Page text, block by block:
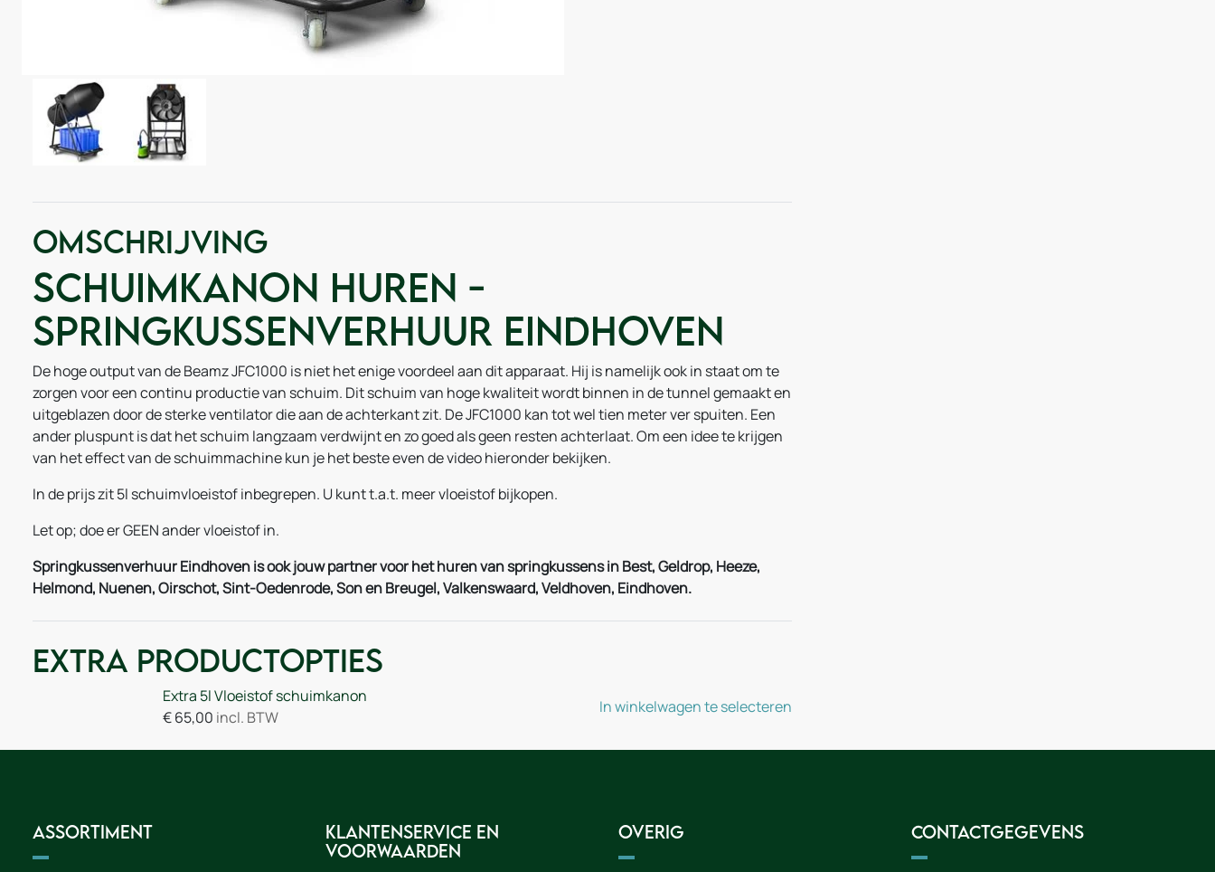
Omschrijving
Schuimkanon huren -
Springkussenverhuur Eindhoven
De hoge output van de Beamz JFC1000 is niet het enige voordeel aan dit apparaat. Hij is namelijk ook in staat om te
zorgen voor een continu productie van schuim. Dit schuim van hoge kwaliteit wordt binnen in de tunnel gemaakt en
uitgeblazen door de sterke ventilator die aan de achterkant zit. De JFC1000 kan tot wel tien meter ver spuiten. Een
ander pluspunt is dat het schuim langzaam verdwijnt en zo goed als geen resten achterlaat. Om een idee te krijgen
van het effect van de schuimmachine kun je het beste even de video hieronder bekijken.
In de prijs zit 5l schuimvloeistof inbegrepen. U kunt t.a.t. meer vloeistof bijkopen.
Let op; doe er GEEN ander vloeistof in.
Springkussenverhuur Eindhoven is ook jouw partner voor het huren van springkussens in Best, Geldrop, Heeze,
Helmond, Nuenen, Oirschot, Sint-Oedenrode, Son en Breugel, Valkenswaard, Veldhoven, Eindhoven.
Extra Productopties
Extra 5l Vloeistof schuimkanon
€65,00 incl. BTW
In winkelwagen te selecteren
Assortiment
Klantenservice en
voorwaarden
Overig Contactgegevens